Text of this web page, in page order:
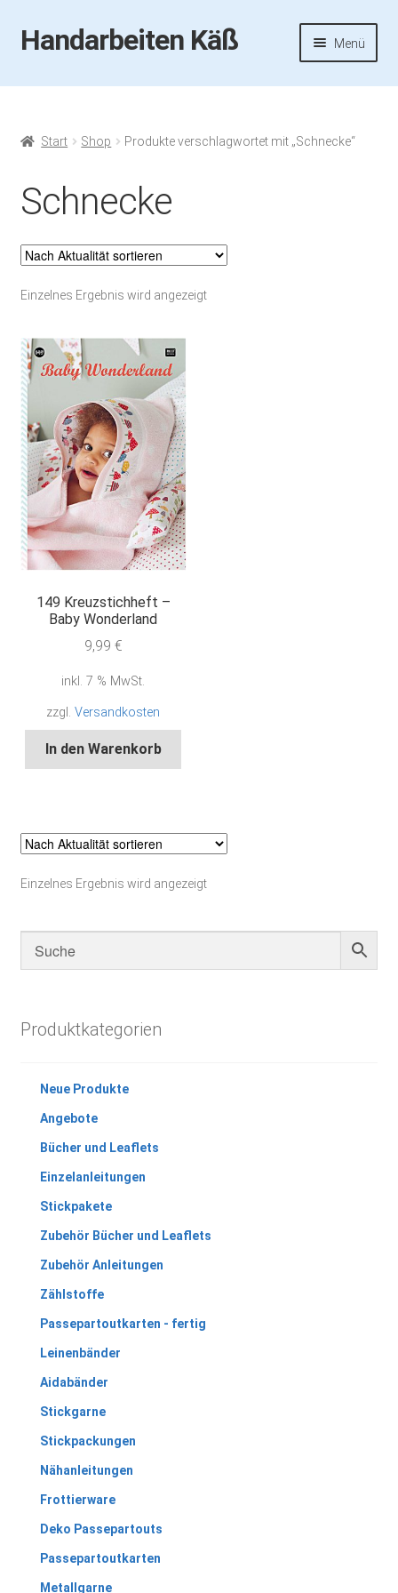
Zur
Navigation
Zum
Inhalt
Handarbeiten Käß Menü
Startseite
Aktuelles
Mein Konto
Start Shop Produkte verschlagwortet mit „Schnecke“
Schnecke
Einzelnes Ergebnis wird angezeigt
149 Kreuzstichheft –
Baby Wonderland
9,99 €
inkl. 7 % MwSt.
zzgl.Versandkosten
In den Warenkorb
Einzelnes Ergebnis wird angezeigt
Produktkategorien
Neue Produkte
Angebote
Bücher und Leaflets
Einzelanleitungen
Stickpakete
Zubehör Bücher und Leaflets
Zubehör Anleitungen
Zählstoffe
Passepartoutkarten - fertig
Leinenbänder
Aidabänder
Stickgarne
Stickpackungen
Nähanleitungen
Frottierware
Deko Passepartouts
Passepartoutkarten
Metallgarne